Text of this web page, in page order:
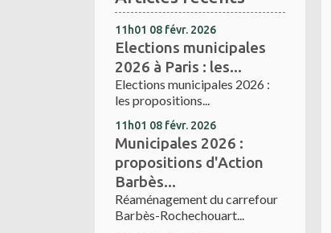
11h01 08 févr. 2026
Elections municipales
2026 à Paris : les...
Elections municipales 2026 :
les propositions...
11h01 08 févr. 2026
Municipales 2026 :
propositions d'Action
Barbès...
Réaménagement du carrefour
Barbès-Rochechouart...